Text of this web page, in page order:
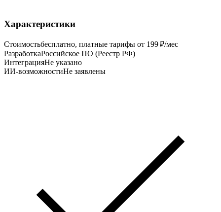
Характеристики
Стоимостьбесплатно, платные тарифы от 199 ₽/мес
РазработкаРоссийское ПО (Реестр РФ)
ИнтеграцияНе указано
ИИ-возможностиНе заявлены